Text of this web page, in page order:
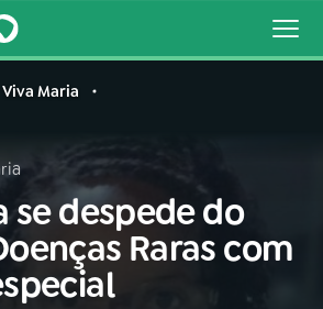
Buscar
Viva Maria
se despede do
Raras com